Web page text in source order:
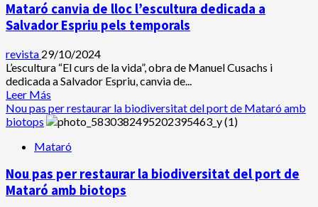
Jav
Folch
acaba
de
publicar
Ejercicios
memoria
para
mayores
con
y
juegos
divertidos
Mataró canvia de lloc l’escultura dedicada a
Salvador Espriu pels temporals
revista 29/10/2024
L’escultura “El curs de la vida”, obra de Manuel Cusachs i
dedicada a Salvador Espriu, canvia de...
Leer Más
más
acerca
Mataró
de
lloc
Nou pas per restaurar la biodiversitat del port de Mataró amb
biotops
Mataró
Nou pas per restaurar la biodiversitat del port de
Mataró amb biotops